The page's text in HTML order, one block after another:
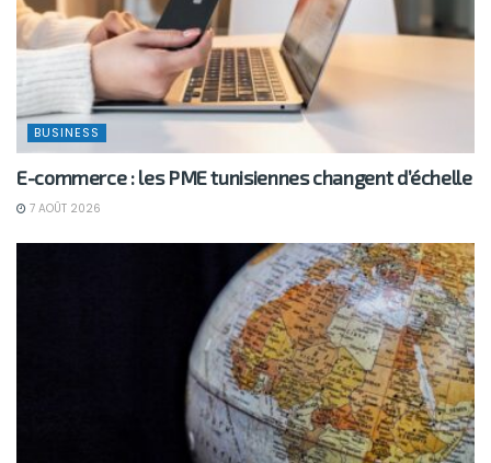
BUSINESS
E-commerce : les PME tunisiennes changent d’échelle
7 AOÛT 2026